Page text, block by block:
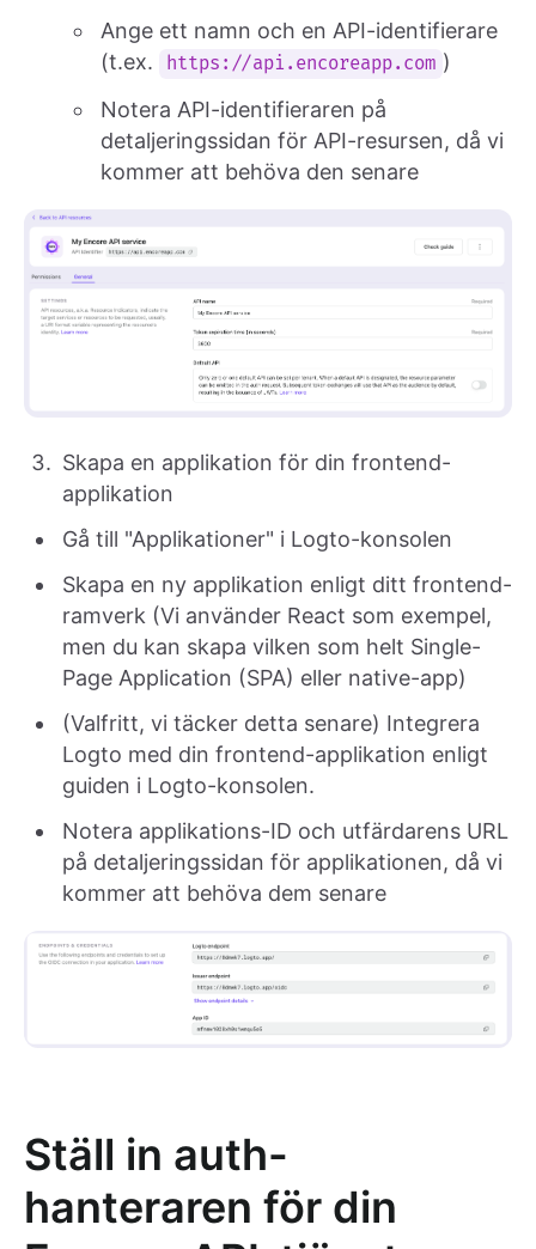
Ange ett namn och en API-identifierare
(t.ex.
https://api.encoreapp.com )
Notera API-identifieraren på
detaljeringssidan för API-resursen, då vi
kommer att behöva den senare
Skapa en applikation för din frontend-
applikation
Gå till "Applikationer" i Logto-konsolen
Skapa en ny applikation enligt ditt frontend-
ramverk (Vi använder React som exempel,
men du kan skapa vilken som helt Single-
Page Application (SPA) eller native-app)
(Valfritt, vi täcker detta senare) Integrera
Logto med din frontend-applikation enligt
guiden i Logto-konsolen.
Notera applikations-ID och utfärdarens URL
på detaljeringssidan för applikationen, då vi
kommer att behöva dem senare
Ställ in auth-
hanteraren för din